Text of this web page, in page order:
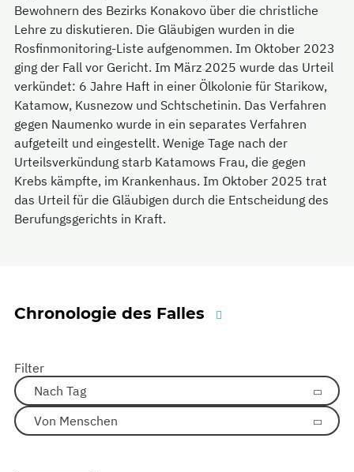
Bewohnern des Bezirks Konakovo über die christliche
Lehre zu diskutieren. Die Gläubigen wurden in die
Rosfinmonitoring-Liste aufgenommen. Im Oktober 2023
ging der Fall vor Gericht. Im März 2025 wurde das Urteil
verkündet: 6 Jahre Haft in einer Ölkolonie für Starikow,
Katamow, Kusnezow und Schtschetinin. Das Verfahren
gegen Naumenko wurde in ein separates Verfahren
aufgeteilt und eingestellt. Wenige Tage nach der
Urteilsverkündung starb Katamows Frau, die gegen
Krebs kämpfte, im Krankenhaus. Im Oktober 2025 trat
das Urteil für die Gläubigen durch die Entscheidung des
Berufungsgerichts in Kraft.
Chronologie des Falles
Filter
Nach Tag
Von Menschen